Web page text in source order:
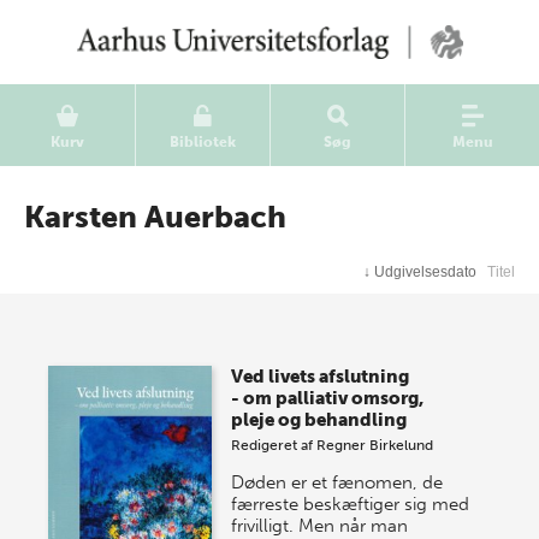
Kurv Bibliotek Søg Menu
Karsten Auerbach
↓ Udgivelsesdato Titel
Ved livets afslutning
- om palliativ omsorg,
pleje og behandling
Redigeret af Regner Birkelund
Døden er et fænomen, de
færreste beskæftiger sig med
frivilligt. Men når man